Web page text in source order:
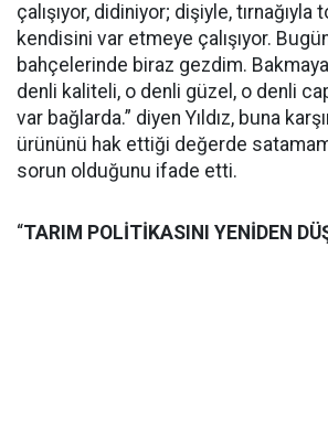
çalışıyor, didiniyor; dişiyle, tırnağıyla
kendisini var etmeye çalışıyor.
bahçelerinde biraz gezdim. Bakmaya
denli kaliteli, o denli güzel, o denli
var bağlarda.” diyen Yıldız, buna
ürününü hak ettiği değerde
sorun olduğunu ifade etti.
“TARIM POLİTİKASINI YENİDEN